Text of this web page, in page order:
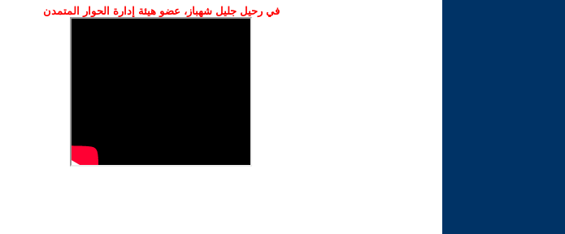
في رحيل جليل شهباز، عضو هيئة إدارة الحوار المتمدن